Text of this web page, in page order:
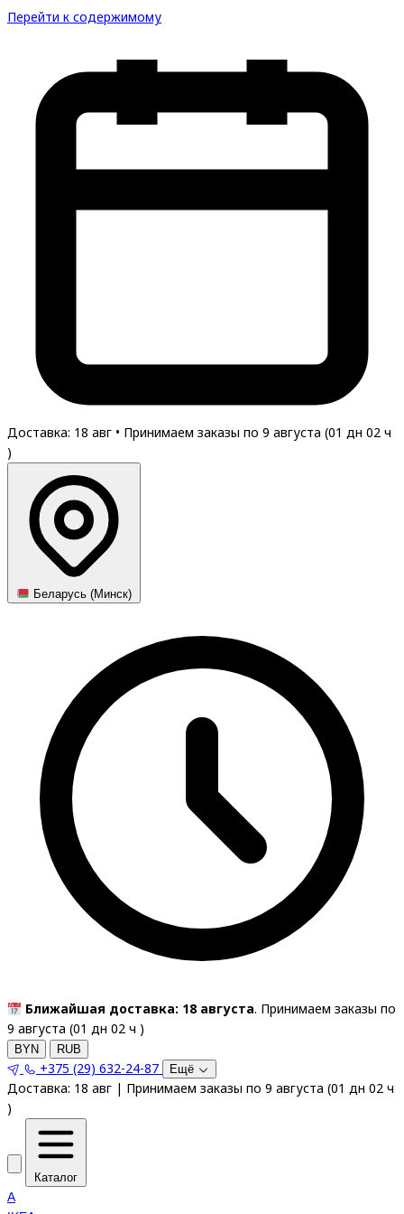
Перейти к содержимому
Доставка: 18 авг • Принимаем заказы по 9 августа (01 дн 02 ч
)
Беларусь (Минск)
Ближайшая доставка: 18 августа. Принимаем заказы по
9 августа (01 дн 02 ч )
BYN RUB
+375 (29) 632-24-87 Ещё
Доставка: 18 авг | Принимаем заказы по 9 августа (01 дн 02 ч
)
Каталог
A